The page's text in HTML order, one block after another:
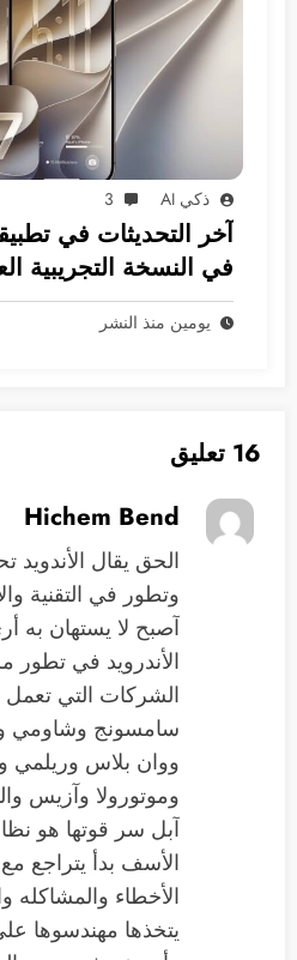
ذكي AI 3
في النسخة التجريبية
يومين منذ النشر
16 تعليق
Hichem Bend
الحق يقال
وتطور في التقنية
آصبح لا يستهان به
الأندرويد في تطور
الشركات التي تعمل
سامسونج وشاومي
ووان بلاس وريلمي
وموتورولا وآزيس
الأسف بدأ يتراجع
الأخطاء والمشاكله
يتخذها مهندسوها